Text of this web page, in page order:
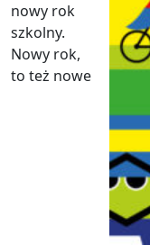
nowy rok
szkolny.
Nowy rok,
to też nowe